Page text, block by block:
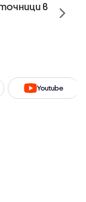
в
Youtube